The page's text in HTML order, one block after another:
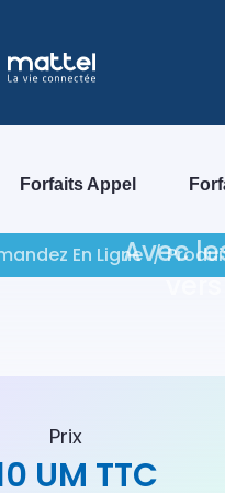
Forfaits Appel
Avec
En Ligne
Prix
UM TTC